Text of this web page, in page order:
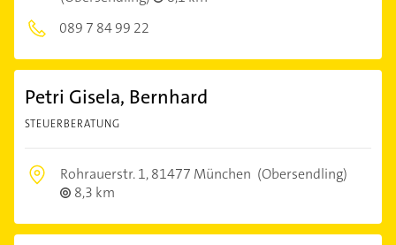
089 7 84 99 22
Petri Gisela, Bernhard
STEUERBERATUNG
Rohrauerstr. 1,81477 München (Obersendling)
8,3 km